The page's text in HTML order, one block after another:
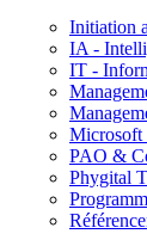
Initiation
IA -
IT -
PAO &
Phygital